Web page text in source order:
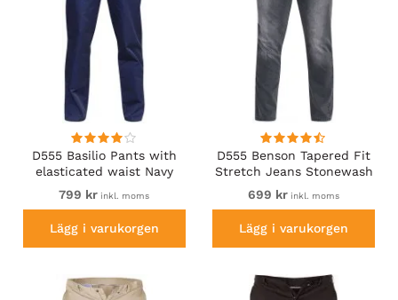
D555 Basilio Pants with
elasticated waist Navy
799 kr inkl. moms
Lägg i varukorgen
D555 Benson Tapered Fit
Stretch Jeans Stonewash
699 kr inkl. moms
Lägg i varukorgen